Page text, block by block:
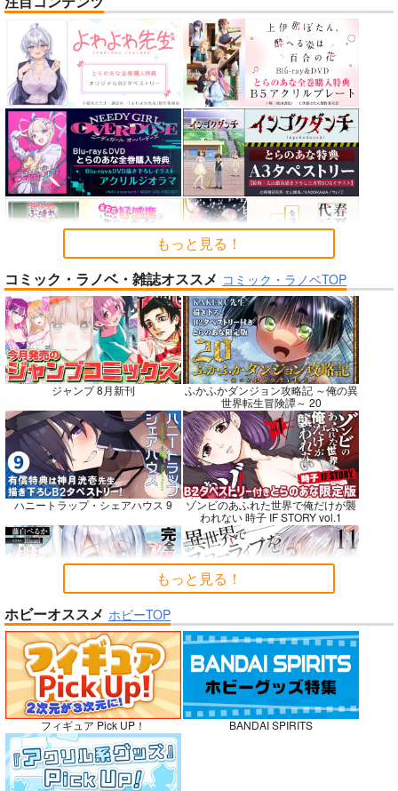
nanka A kanji no titl
ハイパーソニックソウ
ル
2,200円（税込）
Fate/Grand Order
インドラ
近藤勇
サンプル
カート
作って食べよう陸軍
飯-野外炊事・携行食
編-
シオサイ。
専売 1,100円（税込）
ミリタリー
サンプル
カート
公王様のおしごと
C:設計室
700円（税込）
シャリア・ブル
アルテイシア
サンプル
カート
No.6
悪縁
ぽむ屋
770円（税込）
Fate/Grand Order
マシュ・キリエライト
サンプル
カート
No.8
RED nankaAkanjino
OMNIBUS
ハイパーソニックソウ
ル
3,025 （税込）
Fate/Grand Order
カルナ
アルジュナ
サンプル
カート
No.8
社畜巡礼記３ 南米ス
ペシャル
赤茄子労働組合
専売 1,375円（税込）
Dr.STONE
七海龍水
氷月
サンプル
カート
No.10
もっと見る！
コミック・ラノベ・雑誌オススメ コミック・ラノベTOP
ジャンプ 8月新刊
ふかふかダンジョン攻略記 ～俺の異
世界転生冒険譚～ 20
ハニートラップ・シェアハウス 9
ゾンビのあふれた世界で俺だけが襲
われない 時子 IF STORY vol.1
完全解呪のプリースト 2
嫁候補、うちに住むらしい。 #古民
家・美少女3人・耳付き幼馴染
禁断で禁断じゃないちょっと禁断な
義兄妹ラブコメは未遂えっちから始
もっと見る！
ホビーオススメ ホビーTOP
フィギュア Pick UP！ BANDAI SPIRITS